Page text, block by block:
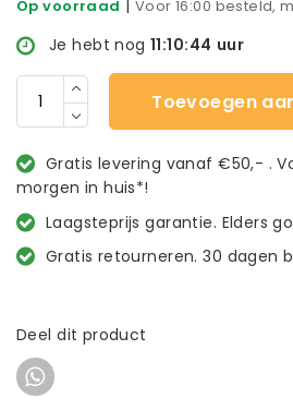
Op voorraad | Voor 16:00 besteld,
Je hebt nog 11:10:44 uur
Toevoegen
Gratis levering vanaf €50,- .
morgen in huis*!
Laagsteprijs garantie. Elders
Gratis retourneren. 30 dagen
Deel dit product